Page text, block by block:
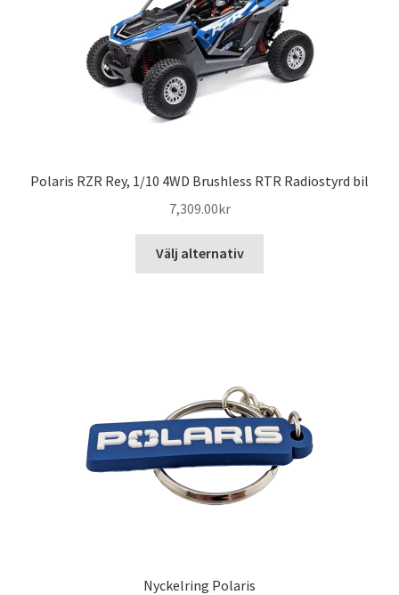
Polaris RZR Rey, 1/10 4WD Brushless RTR Radiostyrd bil
7,309.00kr
Välj alternativ
olika
alternativen
kan
väljas
på
Nyckelring Polaris